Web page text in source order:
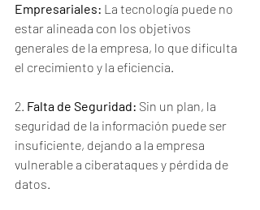
Empresariales: La tecnología puede no
estar alineada con los objetivos
generales de la empresa, lo que dificulta
el crecimiento y la eficiencia.
2. Falta de Seguridad: Sin un plan, la
seguridad de la información puede ser
insuficiente, dejando a la empresa
vulnerable a ciberataques y pérdida de
datos.